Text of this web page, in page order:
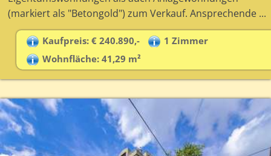
(markiert als "Betongold") zum Verkauf. Ansprechende ...
Kaufpreis: € 240.890,-
1 Zimmer
Wohnfläche: 41,29 m²